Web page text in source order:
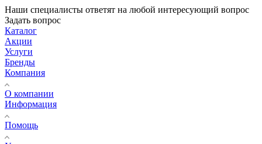
Наши специалисты ответят на любой интересующий вопрос
Задать вопрос
Каталог
Акции
Услуги
Бренды
Компания
О компании
Информация
Помощь